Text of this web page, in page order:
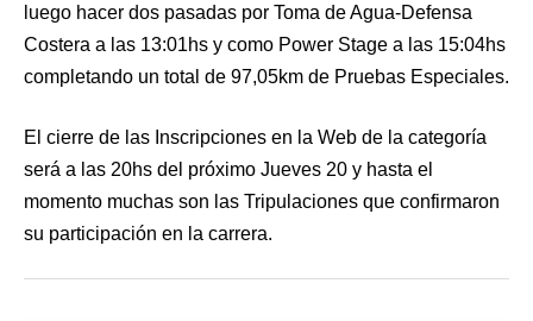
luego hacer dos pasadas por Toma de Agua-Defensa
Costera a las 13:01hs y como Power Stage a las 15:04hs
completando un total de 97,05km de Pruebas Especiales.
El cierre de las Inscripciones en la Web de la categoría
será a las 20hs del próximo Jueves 20 y hasta el
momento muchas son las Tripulaciones que confirmaron
su participación en la carrera.